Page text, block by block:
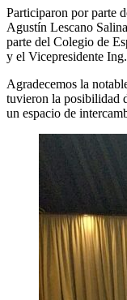
Participaron por parte
Agustín Lescano
parte del Colegio de
y el Vicepresidente
Agradecemos la
tuvieron la posibilidad
un espacio de